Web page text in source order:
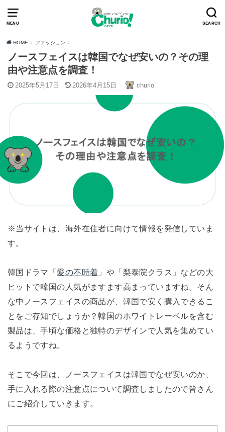
MENU SEARCH
HOME ファッション
ノースフェイスは韓国でなぜ安いの？その理
由や注意点を調査！
2025年5月17日 2026年4月15日 churio
※当サイトは、海外在住者に向けて情報を発信していま
す。
韓国ドラマ「愛の不時着 」や「梨泰院クラス」などの大
ヒットで韓国の人気がますます高まっていますね。そん
な中ノースフェイスの商品が、韓国で安く購入できるこ
とをご存知でしょうか？韓国のホワイトレーベルを含む
製品は、手頃な価格と独特のデザインで人気を集めてい
るようですね。
そこで今回は、ノースフェイスは韓国でなぜ安いのか、
手に入れる際の注意点について調査しましたので皆さん
にご紹介していきます。